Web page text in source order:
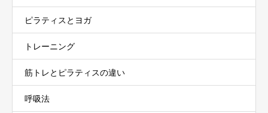
ピラティスとヨガ
トレーニング
筋トレとピラティスの違い
呼吸法